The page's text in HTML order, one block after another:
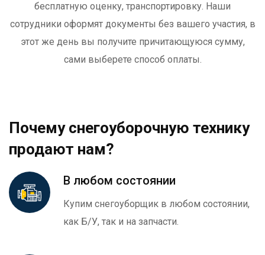
бесплатную оценку, транспортировку. Наши
сотрудники оформят документы без вашего участия, в
этот же день вы получите причитающуюся сумму,
сами выберете способ оплаты.
Почему снегоуборочную технику
продают нам?
В любом состоянии
Купим снегоуборщик в любом состоянии,
как Б/У, так и на запчасти.